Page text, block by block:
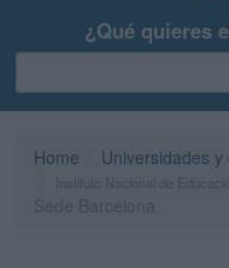
¿Qué quieres
Home Universidades